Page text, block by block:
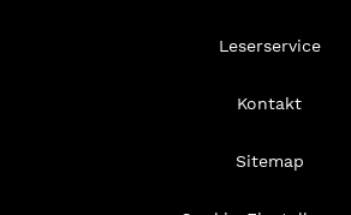
Leserservice
Kontakt
Sitemap